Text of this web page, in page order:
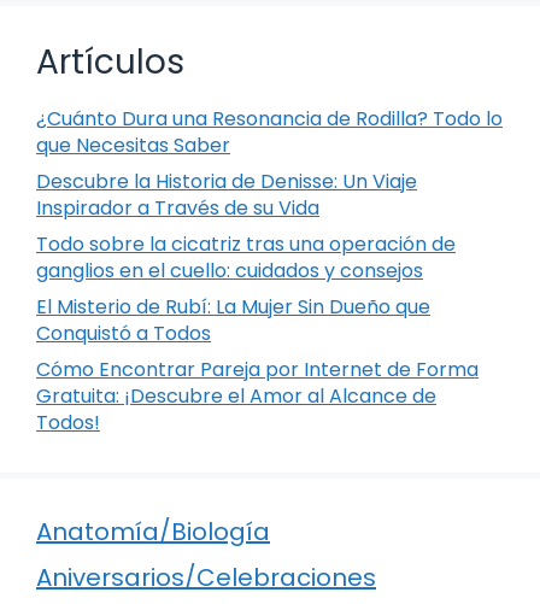
Artículos
¿Cuánto Dura una Resonancia de Rodilla? Todo lo
que Necesitas Saber
Descubre la Historia de Denisse: Un Viaje
Inspirador a Través de su Vida
Todo sobre la cicatriz tras una operación de
ganglios en el cuello: cuidados y consejos
El Misterio de Rubí: La Mujer Sin Dueño que
Conquistó a Todos
Cómo Encontrar Pareja por Internet de Forma
Gratuita: ¡Descubre el Amor al Alcance de
Todos!
Anatomía/Biología
Aniversarios/Celebraciones